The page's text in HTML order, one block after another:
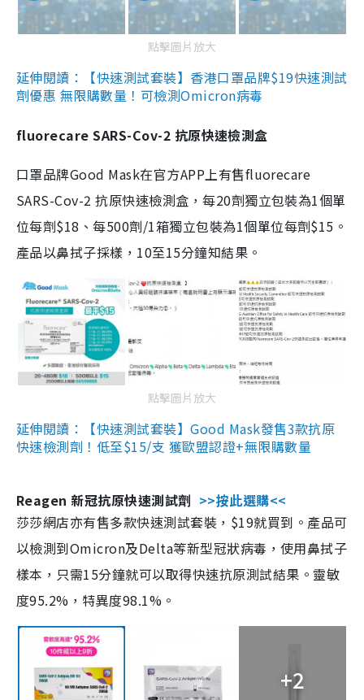
點擊圖片放大
延伸閱讀：【快速測試套裝】香港口罩品牌$19快速測試
劑優惠 無限購數量！可檢測Omicron病毒
fluorecare SARS-Cov-2 抗原快速檢測盒
口罩品牌Good Mask在官方APP上有售fluorecare
SARS-Cov-2 抗原快速檢測盒，每20劑獨立包裝為1個單
位每劑$18、每500劑/1箱獨立包裝為1個單位每劑$15。
產品以鼻拭子採樣，10至15分鐘知結果。
點擊圖片放大
延伸閱讀：【快速測試套裝】Good Mask發售3款抗原
快速檢測劑！低至$15/支 獲歐盟認證+無限購數量
Reagen 新冠抗原快速測試劑 >>按此選購<<
莎莎網店亦有售多款快速測試套裝，$19就買到。產品可
以檢測到Omicron及Delta等新型冠狀病毒，使用鼻拭子
樣本，只需15分鐘就可以取得快速抗原測試結果。靈敏
度95.2%，特異度98.1%。
+2